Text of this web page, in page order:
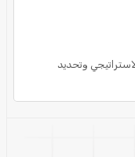
وتحديد